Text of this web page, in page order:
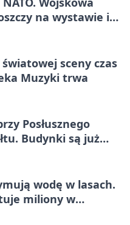
na wystawie i
sceny czas
Muzyki trwa
Posłusznego
Budynki są już
wodę w lasach.
miliony w